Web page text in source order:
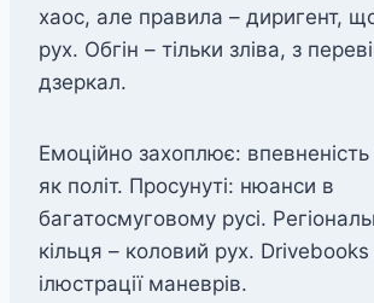
хаос, але правила – диригент,
рух. Обгін – тільки зліва, з
дзеркал.
Емоційно захоплює:
як політ. Просунуті: нюанси в
багатосмуговому русі.
кільця – коловий рух.
ілюстрації маневрів.